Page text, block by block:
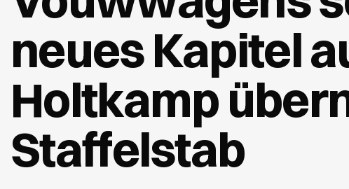
neues Kapitel
Holtkamp
Staffelstab